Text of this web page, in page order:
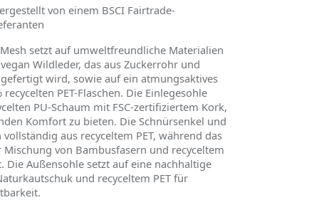
von einem BSCI Fairtrade-
setzt auf umweltfreundliche Materialien
Wildleder, das aus Zuckerrohr und
gefertigt wird, sowie auf ein atmungsaktives
recycelten PET-Flaschen. Die Einlegesohle
PU-Schaum mit FSC-zertifiziertem Kork,
Komfort zu bieten. Die Schnürsenkel und
vollständig aus recyceltem PET, während das
Mischung von Bambusfasern und recyceltem
Die Außensohle setzt auf eine nachhaltige
und recyceltem PET für